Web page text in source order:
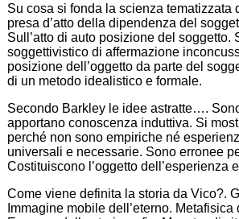
Su cosa si fonda la scienza tematizzata
presa d’atto della dipendenza del
Sull’atto di auto posizione del soggetto.
soggettivistico di affermazione
posizione dell’oggetto da parte del
di un metodo idealistico e formale.
Secondo Barkley le idee astratte….
apportano conoscenza induttiva. Si
perché non sono empiriche né
universali e necessarie. Sono erronee
Costituiscono l’oggetto dell’esperienza
Come viene definita la storia da Vico?.
Immagine mobile dell’eterno.